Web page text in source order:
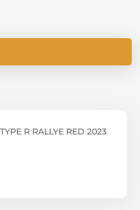
R RALLYE RED 2023